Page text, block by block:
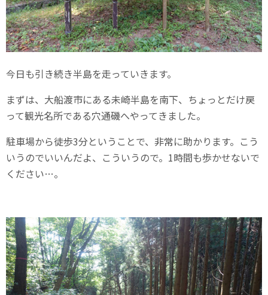
今日も引き続き半島を走っていきます。
まずは、大船渡市にある未崎半島を南下、ちょっとだけ戻
って観光名所である穴通磯へやってきました。
駐車場から徒歩3分ということで、非常に助かります。こう
いうのでいいんだよ、こういうので。1時間も歩かせないで
ください…。